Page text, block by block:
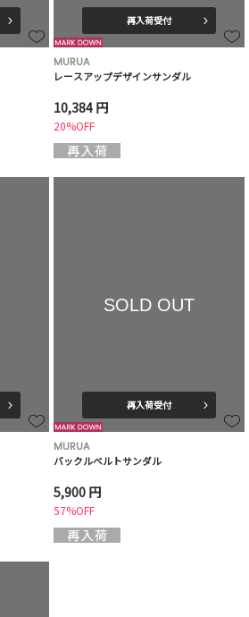
再入荷受付
MURUA
レースアップデザインサンダル
10,384 円
20%OFF
SOLD OUT
再入荷受付
MURUA
バックルベルトサンダル
5,900 円
57%OFF